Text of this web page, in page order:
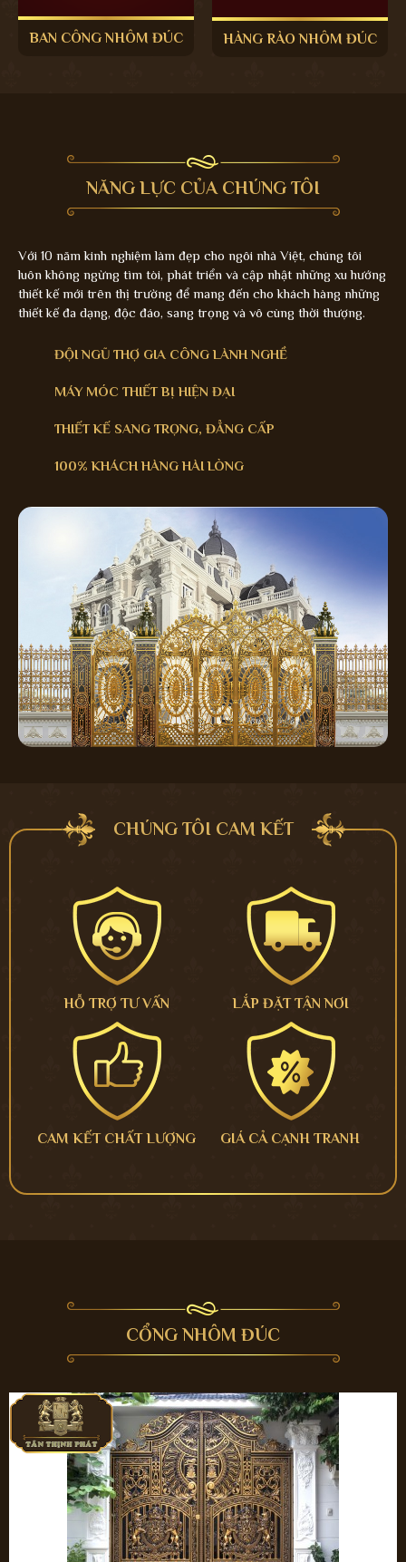
BAN CÔNG NHÔM ĐÚC HÀNG RÀO NHÔM ĐÚC
NĂNG LỰC CỦA CHÚNG TÔI
Với 10 năm kinh nghiệm làm đẹp cho ngôi nhà Việt, chúng tôi
luôn không ngừng tìm tòi, phát triển và cập nhật những xu hướng
thiết kế mới trên thị trường để mang đến cho khách hàng những
thiết kế đa dạng, độc đáo, sang trọng và vô cùng thời thượng.
ĐỘI NGŨ THỢ GIA CÔNG LÀNH NGHỀ
MÁY MÓC THIẾT BỊ HIỆN ĐẠI
THIẾT KẾ SANG TRỌNG, ĐẲNG CẤP
100% KHÁCH HÀNG HÀI LÒNG
CHÚNG TÔI CAM KẾT
HỖ TRỢ TƯ VẤN LẮP ĐẶT TẬN NƠI
CAM KẾT CHẤT LƯỢNG GIÁ CẢ CẠNH TRANH
CỔNG NHÔM ĐÚC